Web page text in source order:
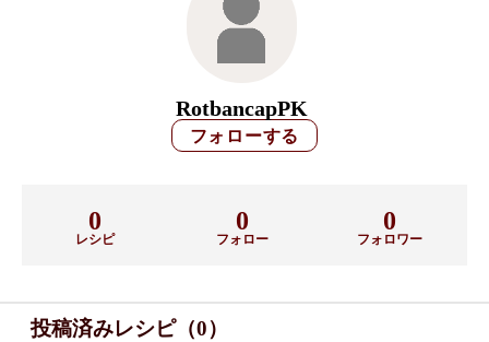
RotbancapPK
0
レシピ
0
フォロー
0
フォロワー
投稿済みレシピ（0）